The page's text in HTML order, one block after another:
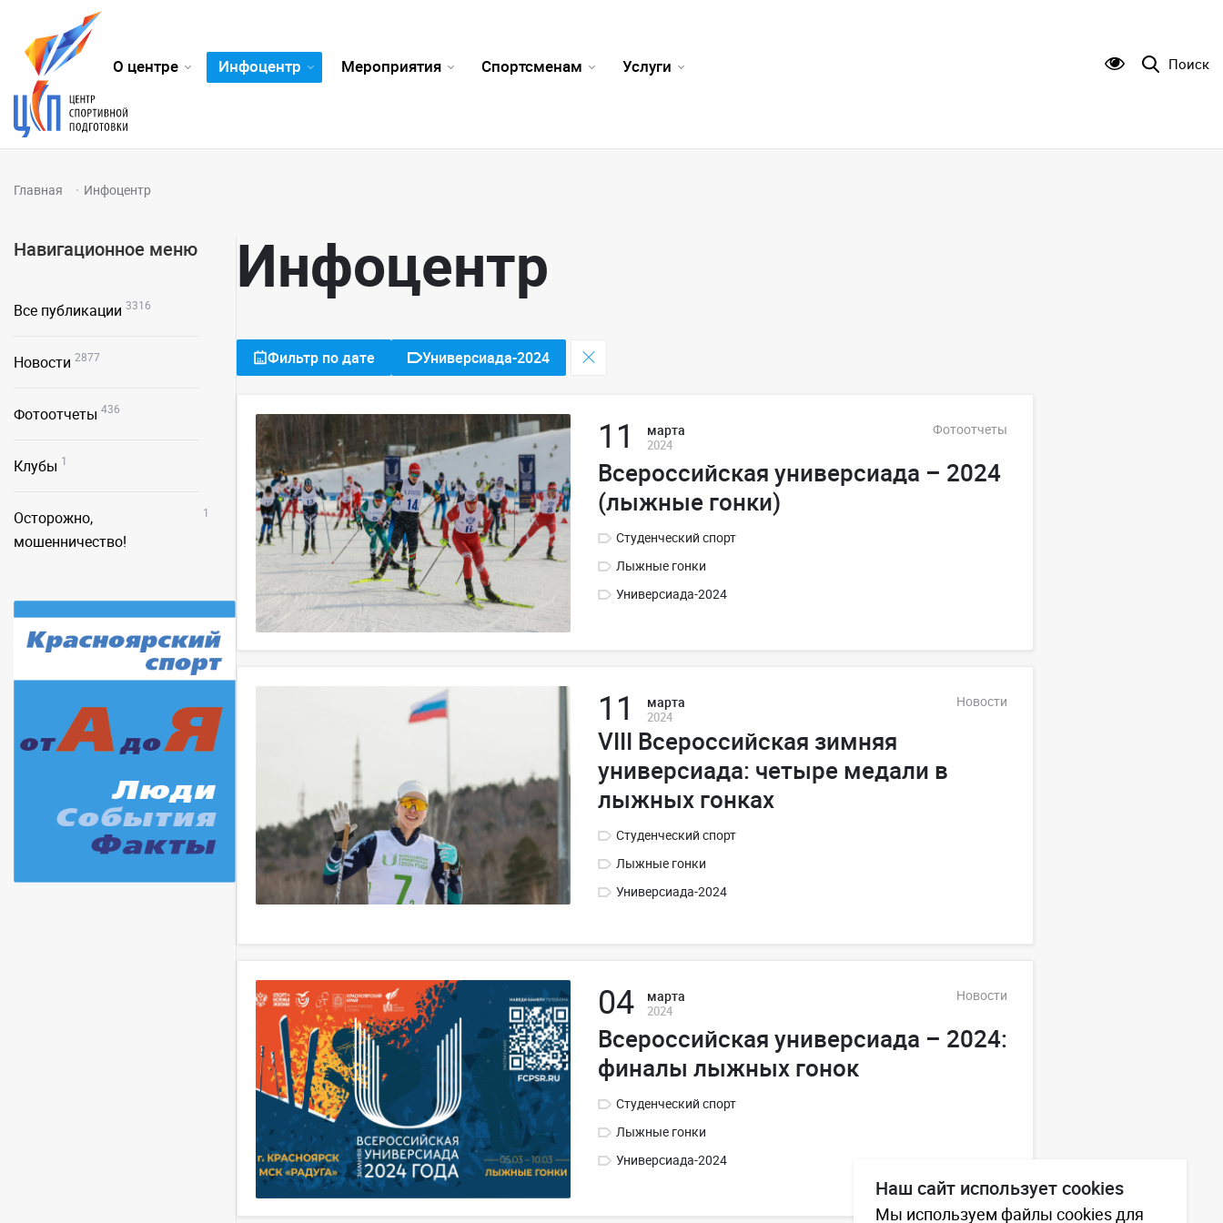
О центре Инфоцентр Мероприятия Спортсменам Услуги Поиск
Главная Инфоцентр
Навигационное меню
Все публикации 3316
Новости 2877
Фотоотчеты 436
Клубы 1
Осторожно,
мошенничество!
1
Инфоцентр
Фильтр по дате Универсиада-2024
11 марта
2024
Фотоотчеты
Всероссийская универсиада – 2024
(лыжные гонки)
Студенческий спорт
Лыжные гонки
Универсиада-2024
11 марта
2024
Новости
VIII Всероссийская зимняя
универсиада: четыре медали в
лыжных гонках
Студенческий спорт
Лыжные гонки
Универсиада-2024
04 марта
2024
Новости
Всероссийская универсиада – 2024:
финалы лыжных гонок
Студенческий спорт
Лыжные гонки
Универсиада-2024
Наш сайт использует cookies
Мы используем файлы cookies для